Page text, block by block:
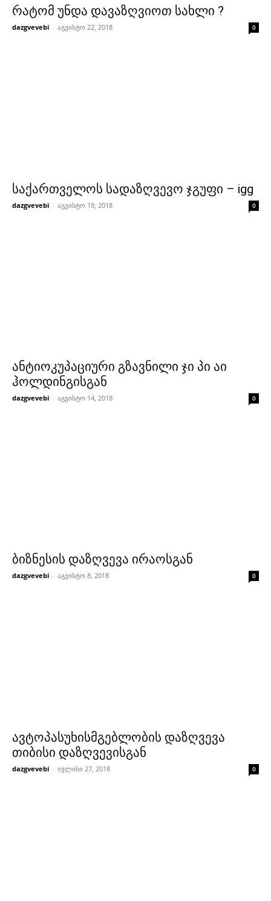
რატომ უნდა დავაზღვიოთ სახლი ?
dazgvevebi - აგვისტო 22, 2018 0
საქართველოს სადაზღვევო ჯგუფი – igg
dazgvevebi - აგვისტო 19, 2018 0
ანტიოკუპაციური გზავნილი ჯი პი აი
ჰოლდინგისგან
dazgvevebi - აგვისტო 14, 2018 0
ბიზნესის დაზღვევა ირაოსგან
dazgvevebi - აგვისტო 8, 2018 0
ავტოპასუხისმგებლობის დაზღვევა
თიბისი დაზღვევისგან
dazgvevebi - ივლისი 27, 2018 0